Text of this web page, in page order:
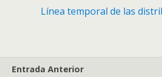
Línea temporal de las
Entrada Anterior